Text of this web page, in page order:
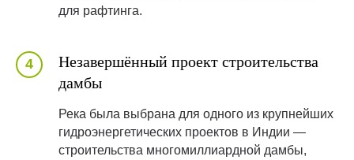
для рафтинга.
Незавершённый проект строительства
дамбы
Река была выбрана для одного из крупнейших
гидроэнергетических проектов в Индии —
строительства многомиллиардной дамбы,